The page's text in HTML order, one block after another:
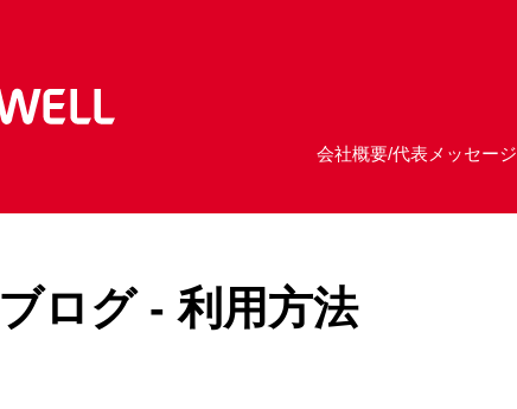
会社概要/代表メッセージ
ブログ - 利用方法